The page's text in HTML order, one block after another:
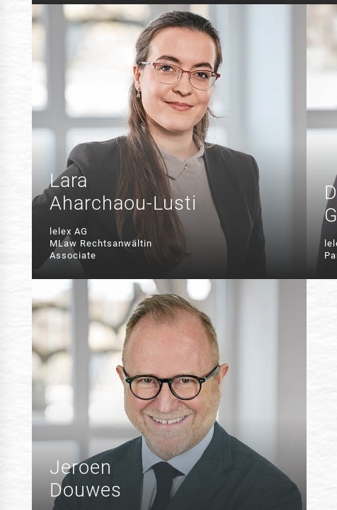
Lara
Aharchaou-Lusti
lelex AG
MLaw Rechtsanwältin
Associate
Jeroen
Douwes